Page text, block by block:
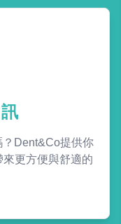
Dent&Co提供你
更方便與舒適的